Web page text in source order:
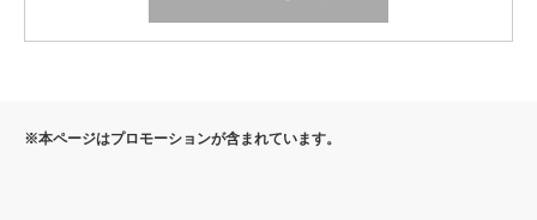
※本ページはプロモーションが含まれています。